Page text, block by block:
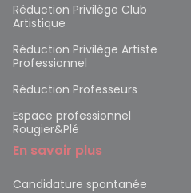
Réduction Privilège Club
Artistique
Réduction Privilège Artiste
Professionnel
Réduction Professeurs
Espace professionnel
Rougier&Plé
En savoir plus
Candidature spontanée